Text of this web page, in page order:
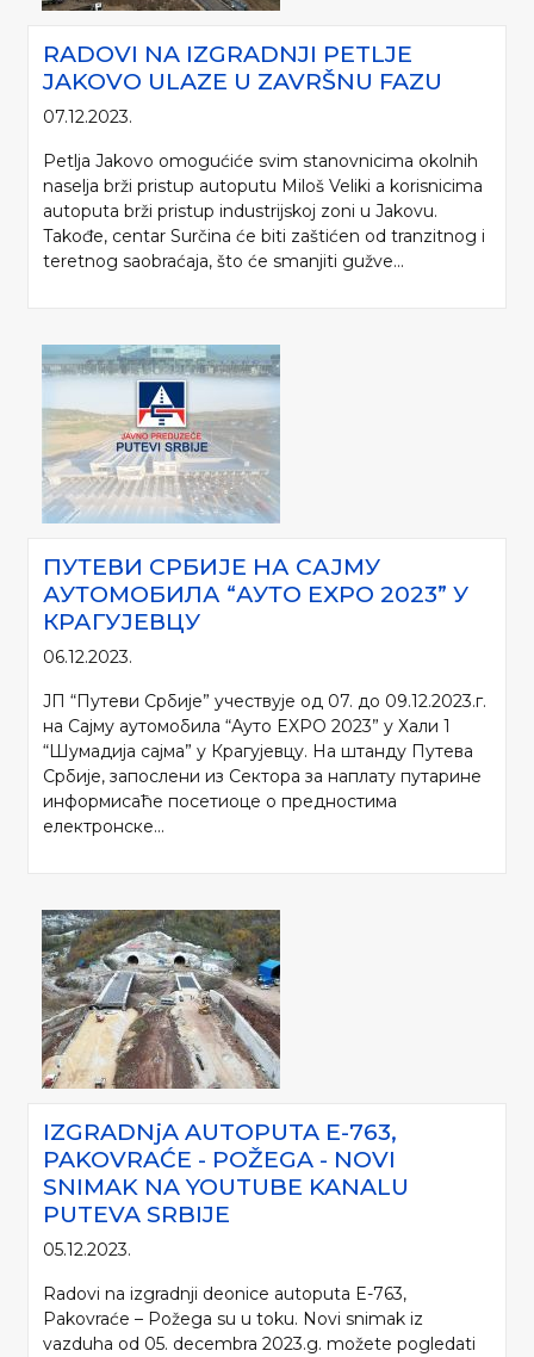
RADOVI NA IZGRADNJI PETLJE
JAKOVO ULAZE U ZAVRŠNU FAZU
07.12.2023.
Petlja Jakovo omogućiće svim stanovnicima okolnih
naselja brži pristup autoputu Miloš Veliki a korisnicima
autoputa brži pristup industrijskoj zoni u Jakovu.
Takođe, centar Surčina će biti zaštićen od tranzitnog i
teretnog saobraćaja, što će smanjiti gužve...
ПУТЕВИ СРБИЈЕ НА САЈМУ
АУТОМОБИЛА “АУТО EXPO 2023” У
КРАГУЈЕВЦУ
06.12.2023.
ЈП “Путеви Србије” учествује од 07. до 09.12.2023.г.
на Сајму аутомобила “Ауто EXPO 2023” у Хали 1
“Шумадија сајма” у Крагујевцу. На штанду Путева
Србије, запослени из Сектора за наплату путарине
информисаће посетиоце о предностима
електронске...
IZGRADNjA AUTOPUTA E-763,
PAKOVRAĆE - POŽEGA - NOVI
SNIMAK NA YOUTUBE KANALU
PUTEVA SRBIJE
05.12.2023.
Radovi na izgradnji deonice autoputa E-763,
Pakovraće – Požega su u toku. Novi snimak iz
vazduha od 05. decembra 2023.g. možete pogledati